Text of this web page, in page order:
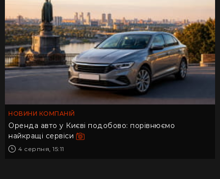
НОВИНИ КОМПАНІЙ
Оренда авто у Києві подобово: порівнюємо
найкращі сервіси
4 серпня, 15:11